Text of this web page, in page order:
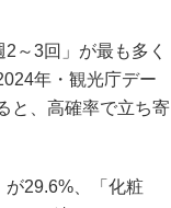
～3回」が最も多く
年・観光庁デー
と、高確率で立ち寄
が29.6%、「化粧